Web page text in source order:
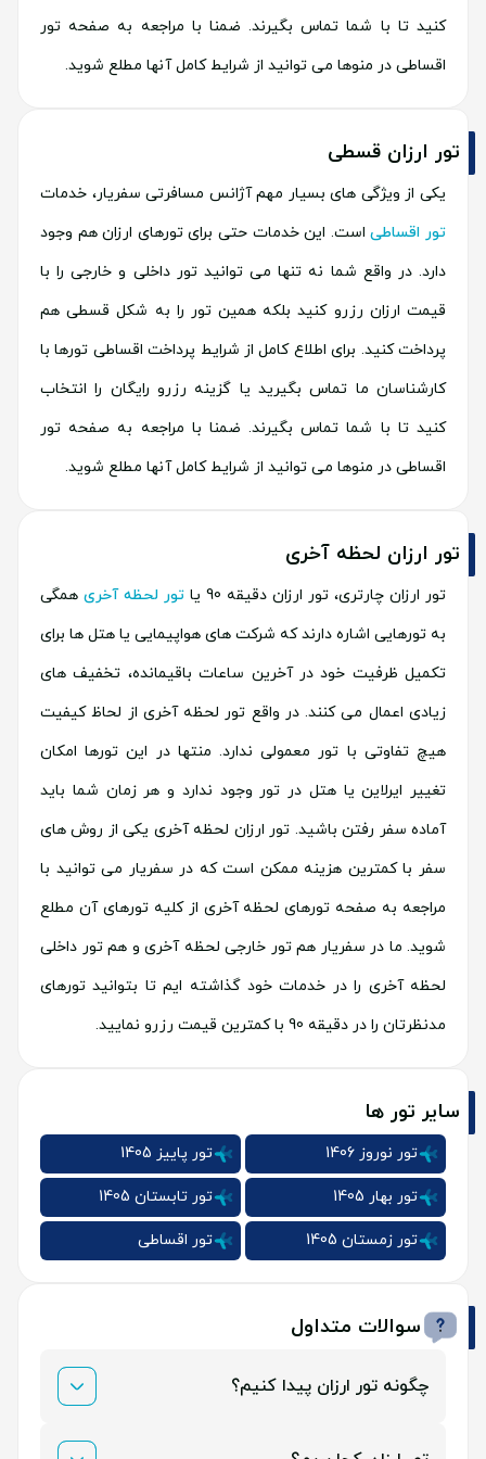
کنید تا با شما تماس بگیرند. ضمنا با مراجعه به صفحه تور
اقساطی در منوها می توانید از شرایط کامل آنها مطلع شوید.
تور ارزان قسطی
یکی از ویژگی های بسیار مهم آژانس مسافرتی سفریار، خدمات
تور اقساطیاست. این خدمات حتی برای تورهای ارزان هم وجود
دارد. در واقع شما نه تنها می توانید تور داخلی و خارجی را با
قیمت ارزان رزرو کنید بلکه همین تور را به شکل قسطی هم
پرداخت کنید. برای اطلاع کامل از شرایط پرداخت اقساطی تورها با
کارشناسان ما تماس بگیرید یا گزینه رزرو رایگان را انتخاب
کنید تا با شما تماس بگیرند. ضمنا با مراجعه به صفحه تور
اقساطی در منوها می توانید از شرایط کامل آنها مطلع شوید.
تور ارزان لحظه آخری
تور ارزان چارتری، تور ارزان دقیقه 90 یا تور لحظه آخری همگی
به تورهایی اشاره دارند که شرکت های هواپیمایی یا هتل ها برای
تکمیل ظرفیت خود در آخرین ساعات باقیمانده، تخفیف های
زیادی اعمال می کنند. در واقع تور لحظه آخری از لحاظ کیفیت
هیچ تفاوتی با تور معمولی ندارد. منتها در این تورها امکان
تغییر ایرلاین یا هتل در تور وجود ندارد و هر زمان شما باید
آماده سفر رفتن باشید. تور ارزان لحظه آخری یکی از روش های
سفر با کمترین هزینه ممکن است که در سفریار می توانید با
مراجعه به صفحه تورهای لحظه آخری از کلیه تورهای آن مطلع
شوید. ما در سفریار هم تور خارجی لحظه آخری و هم تور داخلی
لحظه آخری را در خدمات خود گذاشته ایم تا بتوانید تورهای
مدنظرتان را در دقیقه 90 با کمترین قیمت رزرو نمایید.
سایر تور ها
تور نوروز 1406 تور پاییز 1405
تور بهار 1405 تور تابستان 1405
تور زمستان 1405 تور اقساطی
سوالات متداول
چگونه تور ارزان پیدا کنیم؟